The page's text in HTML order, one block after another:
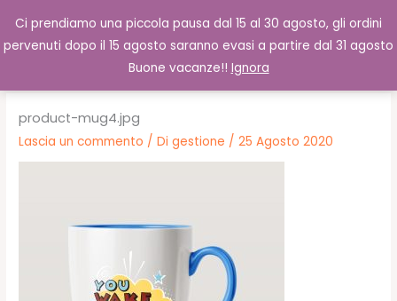
Ci prendiamo una piccola pausa dal 15 al 30 agosto, gli ordini
pervenuti dopo il 15 agosto saranno evasi a partire dal 31 agosto
Buone vacanze!! Ignora
contenuto
0,00€ Cerca
product-mug4.jpg
Lascia un commento / Digestione /25 Agosto 2020